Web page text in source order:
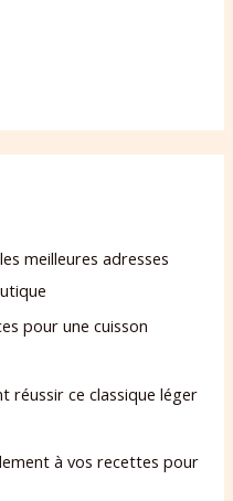
meilleures adresses
pour une cuisson
réussir ce classique léger
à vos recettes pour